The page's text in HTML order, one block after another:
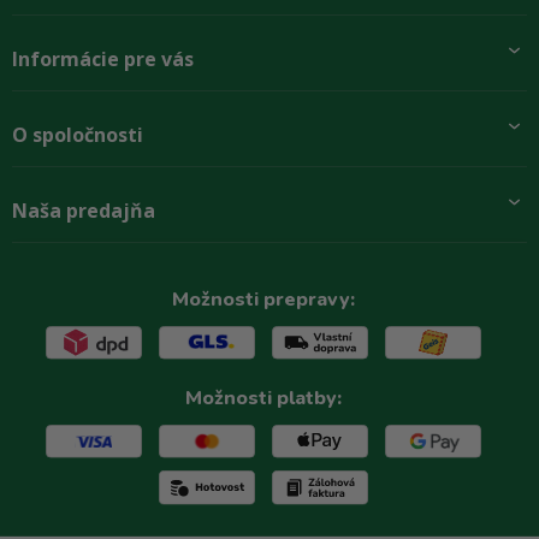
Informácie pre vás
Preprava a platba
Rady zákazníkom
O spoločnosti
O firme
Naša predajňa
Možnosti prepravy:
Možnosti platby: